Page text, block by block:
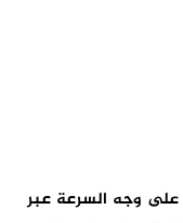
على وجه السرعة عبر